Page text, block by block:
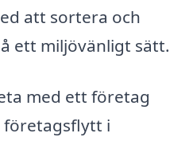
att sortera och
ett miljövänligt sätt.
med ett företag
företagsflytt i